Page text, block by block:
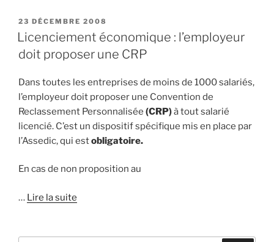
PUBLIÉ
LE
23 DÉCEMBRE 2008
Licenciement économique : l’employeur
doit proposer une CRP
Dans toutes les entreprises de moins de 1000 salariés,
l’employeur doit proposer une Convention de
Reclassement Personnalisée (CRP)à tout salarié
licencié. C’est un dispositif spécifique mis en place par
l’Assedic, qui estobligatoire.
En cas de non proposition au
… Lire la suite